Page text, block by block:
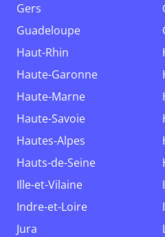
Gers
Guadeloupe
Haut-Rhin
Haute-Garonne
Haute-Marne
Haute-Savoie
Hautes-Alpes
Hauts-de-Seine
Ille-et-Vilaine
Indre-et-Loire
Jura